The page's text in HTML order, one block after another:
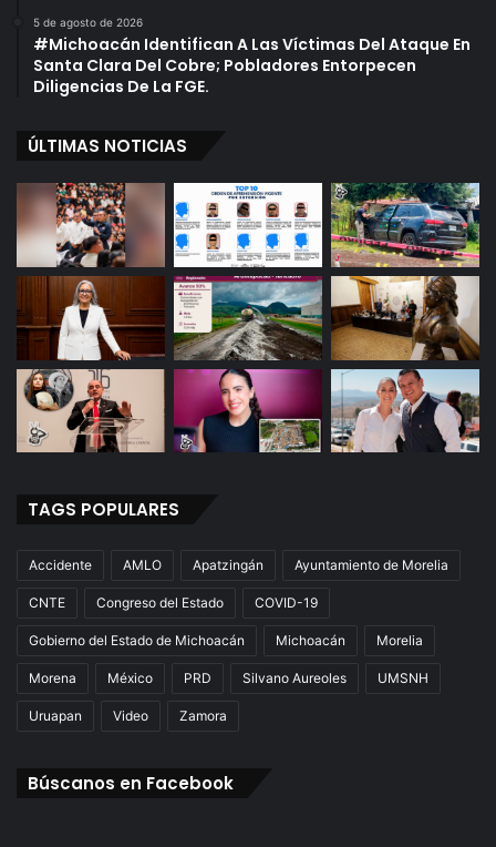
5 de agosto de 2026
#Michoacán Identifican A Las Víctimas Del Ataque En
Santa Clara Del Cobre; Pobladores Entorpecen
Diligencias De La FGE.
ÚLTIMAS NOTICIAS
TAGS POPULARES
Accidente AMLO Apatzingán Ayuntamiento de Morelia
CNTE Congreso del Estado COVID-19
Gobierno del Estado de Michoacán Michoacán Morelia
Morena México PRD Silvano Aureoles UMSNH
Uruapan Video Zamora
Búscanos en Facebook